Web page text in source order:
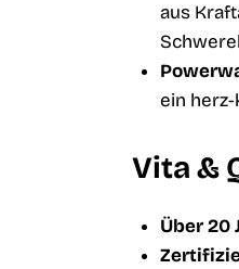
aus
ein
Vita &
Über 20